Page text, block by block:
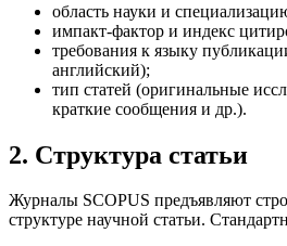
область науки и
импакт-фактор и индекс
требования к языку
английский);
тип статей (оригинальные
краткие сообщения и др.).
2. Структура статьи
Журналы SCOPUS предъявляют
структуре научной статьи.